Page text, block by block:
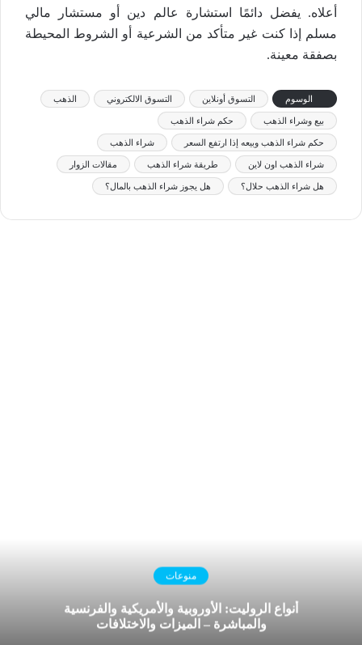
أعلاه. يفضل دائمًا استشارة عالم دين أو مستشار مالي
مسلم إذا كنت غير متأكد من الشرعية أو الشروط المحيطة
بصفقة معينة.
الوسوم التسوق أونلاين التسوق الالكتروني الذهب
بيع وشراء الذهب حكم شراء الذهب
حكم شراء الذهب وبيعه إذا ارتفع السعر شراء الذهب
شراء الذهب اون لاين طريقة شراء الذهب مقالات الزوار
هل شراء الذهب حلال؟ هل يجوز شراء الذهب بالمال؟
منوعات
أنواع الروليت: الأوروبية والأمريكية والفرنسية
والمباشرة – الميزات والاختلافات